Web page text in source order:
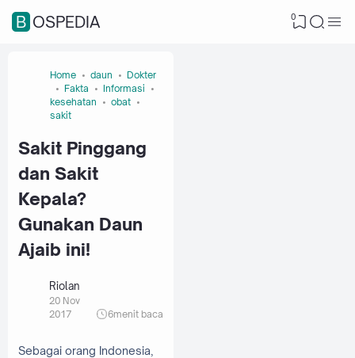
BOSPEDIA 0
Home daun
Dokter
Fakta
Informasi
kesehatan
obat
sakit
Sakit Pinggang
dan Sakit
Kepala?
Gunakan Daun
Ajaib ini!
Riolan
20 Nov
2017
6menit baca
Sebagai orang Indonesia,